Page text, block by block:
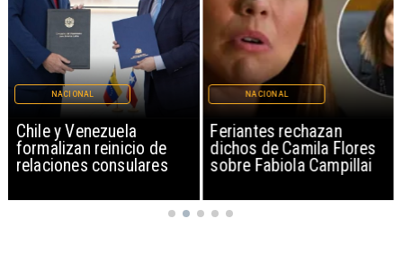
Chile y Venezuela
formalizan reinicio de
relaciones consulares
NACIONAL
Feriantes rechazan
dichos de Camila Flores
sobre Fabiola Campillai
NACIONAL